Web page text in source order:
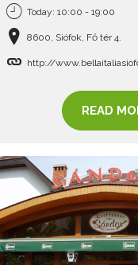
Today: 10:00 - 19:00
8600, Siófok, Fő tér 4.
http://
READ